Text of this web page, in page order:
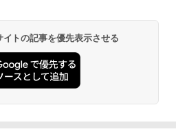
トの記事を優先表示させる